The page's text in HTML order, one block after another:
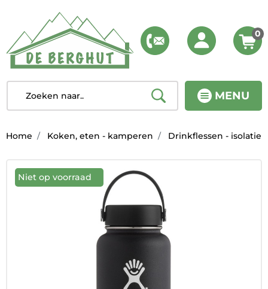
MENU
0
Home Koken, eten - kamperen Drinkflessen - isolatie
Niet op voorraad